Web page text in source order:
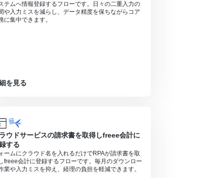
テムへ情報登録するフローです。日々の二重入力の
や入力ミスを減らし、データ精度を保ちながらコア
に集中できます。
を見る
ウドサービスの請求書を取得しfreee会計に
する
ームにクラウド名を入れるだけでRPAが請求書を取
freee会計に登録するフローです。毎月のダウンロー
業や入力ミスを抑え、経理の負担を軽減できます。